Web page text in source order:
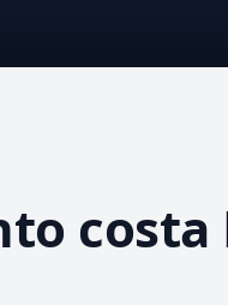
costa